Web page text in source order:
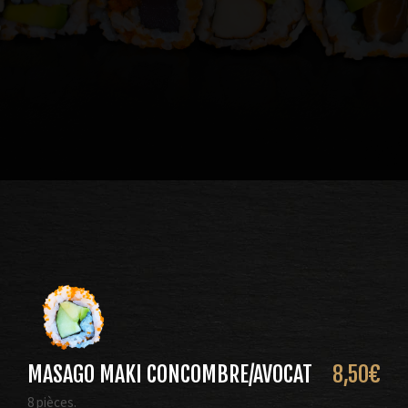
MASAGO MAKI CONCOMBRE/AVOCAT 8,50€
8 pièces.